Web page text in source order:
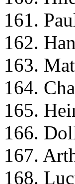
161.
162.
163.
164.
165.
166.
167.
168.